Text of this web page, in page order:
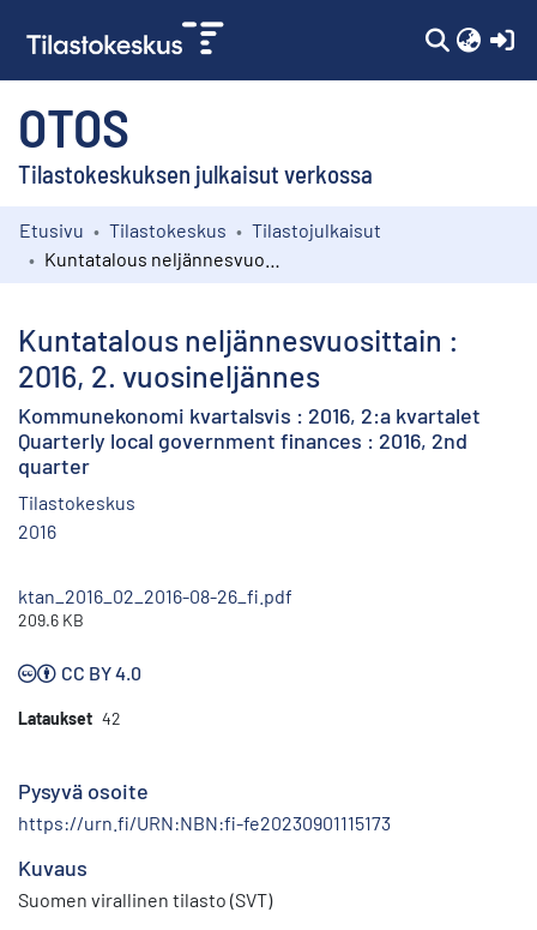
OTOS
Tilastokeskuksen julkaisut verkossa
Kokoelmat
Etusivu Tilastokeskus
Tilastojulkaisut
Kuntatalous neljännesvuosittain :
2016, 2. vuosineljännes
Kommunekonomi kvartalsvis : 2016, 2:a kvartalet
Quarterly local government finances : 2016, 2nd
quarter
Tilastokeskus
2016
ktan_2016_02_2016-08-26_fi.pdf
209.6 KB
CC BY 4.0
Lataukset 42
Pysyvä osoite
https://urn.fi/URN:NBN:fi-fe20230901115173
Kuvaus
Suomen virallinen tilasto (SVT)